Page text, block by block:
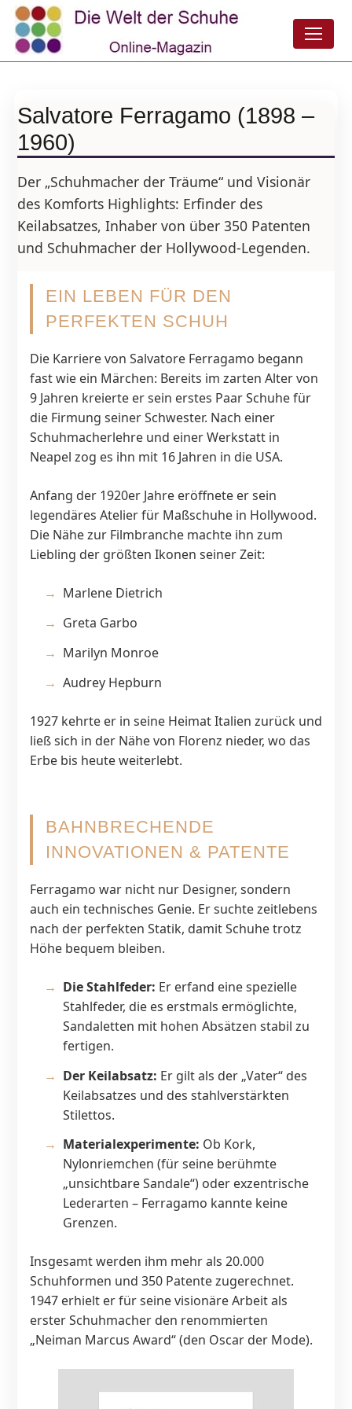
Salvatore Ferragamo (1898 –
1960)
Der „Schuhmacher der Träume“ und Visionär
des Komforts Highlights: Erfinder des
Keilabsatzes, Inhaber von über 350 Patenten
und Schuhmacher der Hollywood-Legenden.
EIN LEBEN FÜR DEN
PERFEKTEN SCHUH
Die Karriere von Salvatore Ferragamo begann
fast wie ein Märchen: Bereits im zarten Alter von
9 Jahren kreierte er sein erstes Paar Schuhe für
die Firmung seiner Schwester. Nach einer
Schuhmacherlehre und einer Werkstatt in
Neapel zog es ihn mit 16 Jahren in die USA.
Anfang der 1920er Jahre eröffnete er sein
legendäres Atelier für Maßschuhe in Hollywood.
Die Nähe zur Filmbranche machte ihn zum
Liebling der größten Ikonen seiner Zeit:
Marlene Dietrich
Greta Garbo
Marilyn Monroe
Audrey Hepburn
1927 kehrte er in seine Heimat Italien zurück und
ließ sich in der Nähe von Florenz nieder, wo das
Erbe bis heute weiterlebt.
BAHNBRECHENDE
INNOVATIONEN & PATENTE
Ferragamo war nicht nur Designer, sondern
auch ein technisches Genie. Er suchte zeitlebens
nach der perfekten Statik, damit Schuhe trotz
Höhe bequem bleiben.
Die Stahlfeder: Er erfand eine spezielle
Stahlfeder, die es erstmals ermöglichte,
Sandaletten mit hohen Absätzen stabil zu
fertigen.
Der Keilabsatz: Er gilt als der „Vater“ des
Keilabsatzes und des stahlverstärkten
Stilettos.
Materialexperimente: Ob Kork,
Nylonriemchen (für seine berühmte
„unsichtbare Sandale“) oder exzentrische
Lederarten – Ferragamo kannte keine
Grenzen.
Insgesamt werden ihm mehr als 20.000
Schuhformen und 350 Patente zugerechnet.
1947 erhielt er für seine visionäre Arbeit als
erster Schuhmacher den renommierten
„Neiman Marcus Award“ (den Oscar der Mode).